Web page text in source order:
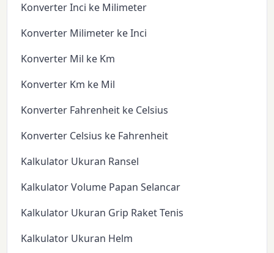
Konverter Inci ke Milimeter
Konverter Milimeter ke Inci
Konverter Mil ke Km
Konverter Km ke Mil
Konverter Fahrenheit ke Celsius
Konverter Celsius ke Fahrenheit
Kalkulator Ukuran Ransel
Kalkulator Volume Papan Selancar
Kalkulator Ukuran Grip Raket Tenis
Kalkulator Ukuran Helm